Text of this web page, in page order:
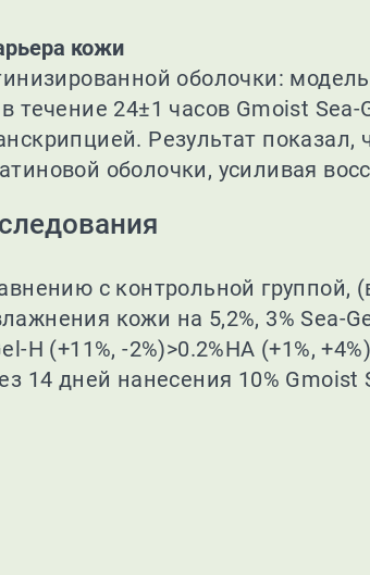
кожи
оболочки:
течение 24±1 часов Gmoist
Результат
оболочки, усиливая
с контрольной группой,
кожи на 5,2%, 3% Sea-
H (+11%, -2%)>0.2%HA (+1%, +4%)
14 дней нанесения 10% Gmoist